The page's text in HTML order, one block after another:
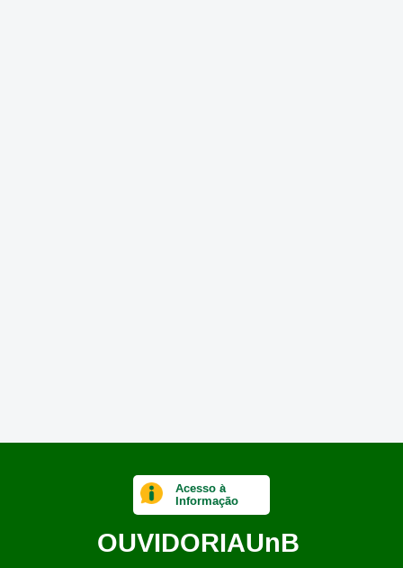
Acesso à
Informação
OUVIDORIAUnB